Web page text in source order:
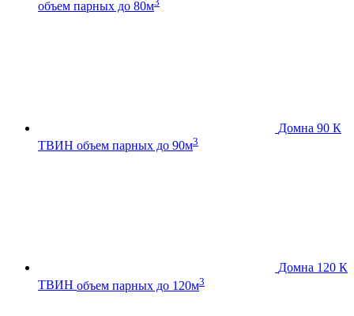
объем парных до 80м
Домна 90 К
ТВИН объем парных до 90м3
Домна 120 К
ТВИН объем парных до 120м3